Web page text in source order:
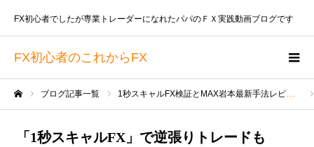
FX初心者のこれからFX
FX初心者でしたが専業トレーダーになれたパパのＦＸ実践動画ブログです
ブログ記事一覧 1秒スキャルFX検証とMAX岩本最新手法レビュー
「1秒スキャルFX」で逆張りトレードも